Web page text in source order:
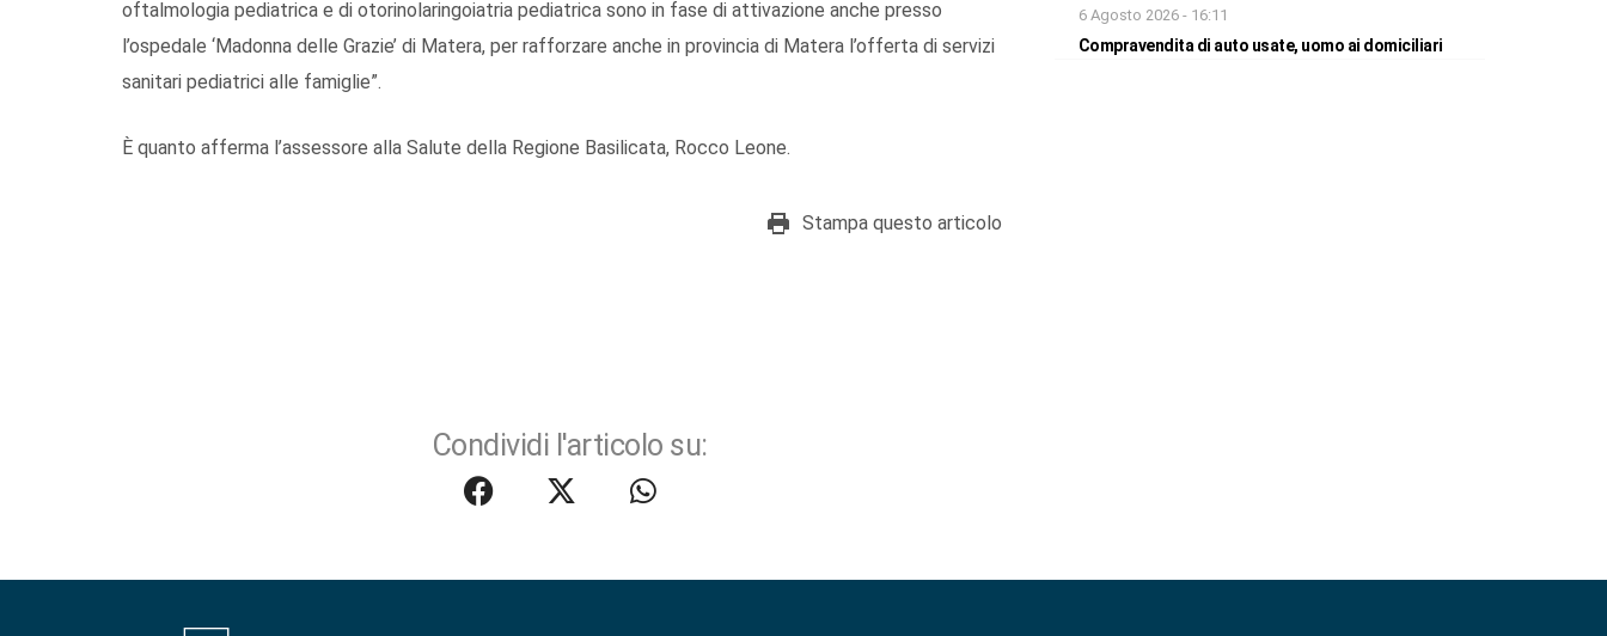
oftalmologia pediatrica e di otorinolaringoiatria pediatrica sono in fase di attivazione anche presso
l’ospedale ‘Madonna delle Grazie’ di Matera, per rafforzare anche in provincia di Matera l’offerta di servizi
sanitari pediatrici alle famiglie”.
È quanto afferma l’assessore alla Salute della Regione Basilicata, Rocco Leone.
Stampa questo articolo
Condividi l'articolo su:
6 Agosto 2026 - 16:11
Compravendita di auto usate, uomo ai domiciliari